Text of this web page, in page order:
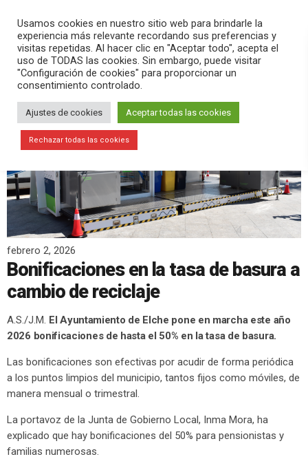
search menu pause PLAY
febrero 2, 2026
Bonificaciones en la tasa de basura a
cambio de reciclaje
A.S./J.M. El Ayuntamiento de Elche pone en marcha este año
2026 bonificaciones de hasta el 50% en la tasa de basura.
Las bonificaciones son efectivas por acudir de forma periódica
a los puntos limpios del municipio, tantos fijos como móviles, de
manera mensual o trimestral.
La portavoz de la Junta de Gobierno Local, Inma Mora, ha
explicado que hay bonificaciones del 50% para pensionistas y
familias numerosas.
Usamos cookies en nuestro sitio web para brindarle la
experiencia más relevante recordando sus preferencias y
visitas repetidas. Al hacer clic en "Aceptar todo", acepta el
uso de TODAS las cookies. Sin embargo, puede visitar
"Configuración de cookies" para proporcionar un
consentimiento controlado.
Ajustes de cookies Aceptar todas las cookies
Rechazar todas las cookies